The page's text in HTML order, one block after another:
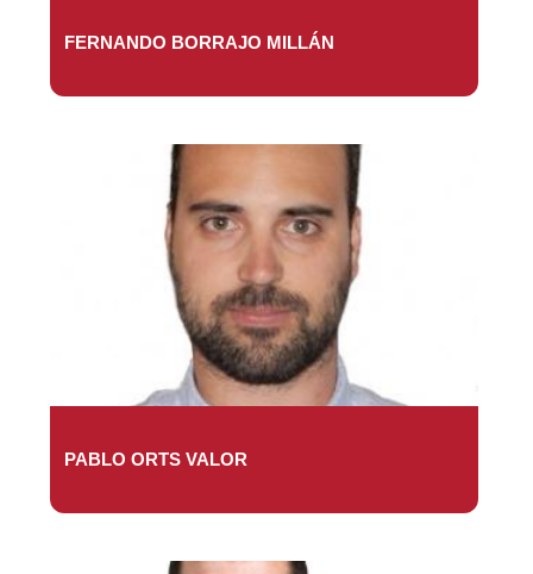
FERNANDO BORRAJO MILLÁN
PABLO ORTS VALOR